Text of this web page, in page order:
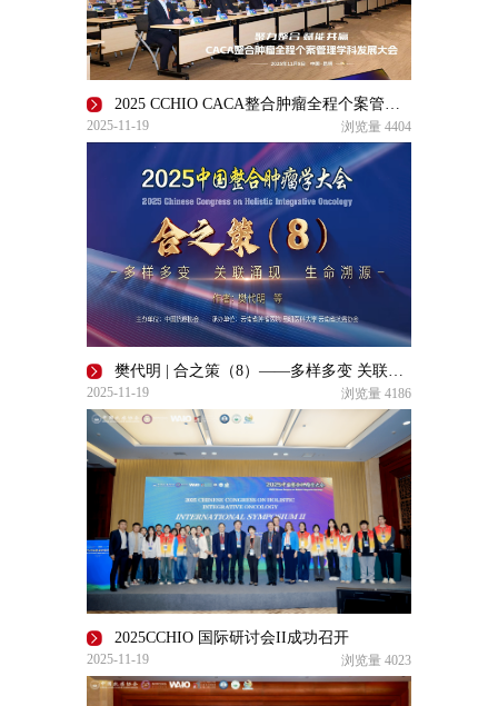
2025 CCHIO CACA整合肿瘤全程个案管理学科发展大会在昆明召开
2025-11-19 浏览量 4404
樊代明 | 合之策（8）——多样多变 关联涌现 生命溯源
2025-11-19 浏览量 4186
2025CCHIO 国际研讨会II成功召开
2025-11-19 浏览量 4023